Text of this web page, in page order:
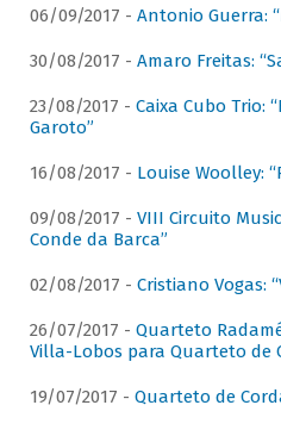
06/09/2017 - Antonio Guerra:
30/08/2017 - Amaro Freitas:
23/08/2017 - Caixa Cubo Trio:
Garoto”
16/08/2017 - Louise Woolley:
09/08/2017 - VIII Circuito
Conde da Barca”
02/08/2017 - Cristiano Vogas:
26/07/2017 - Quarteto
Villa-Lobos para Quarteto de
19/07/2017 - Quarteto de